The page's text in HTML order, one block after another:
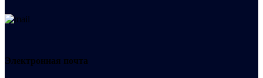
Электронная почта